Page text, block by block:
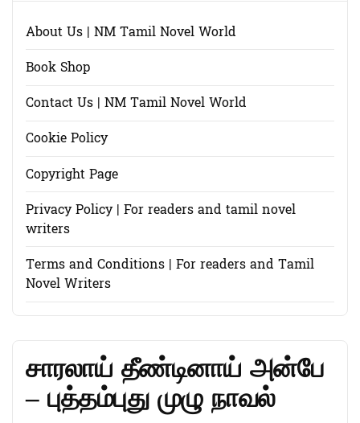
About Us | NM Tamil Novel World
Book Shop
Contact Us | NM Tamil Novel World
Cookie Policy
Copyright Page
Privacy Policy | For readers and tamil novel
writers
Terms and Conditions | For readers and Tamil
Novel Writers
சாரலாய் தீண்டினாய் அன்பே
– புத்தம்புது முழு நாவல்